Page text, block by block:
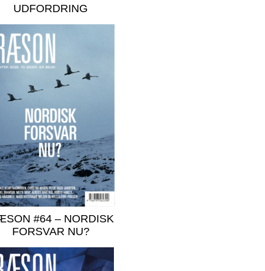
UDFORDRING
#64 – NORDISK
FORSVAR NU?